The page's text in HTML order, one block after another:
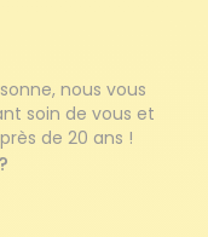
nous vous
soin de vous et
de 20 ans !